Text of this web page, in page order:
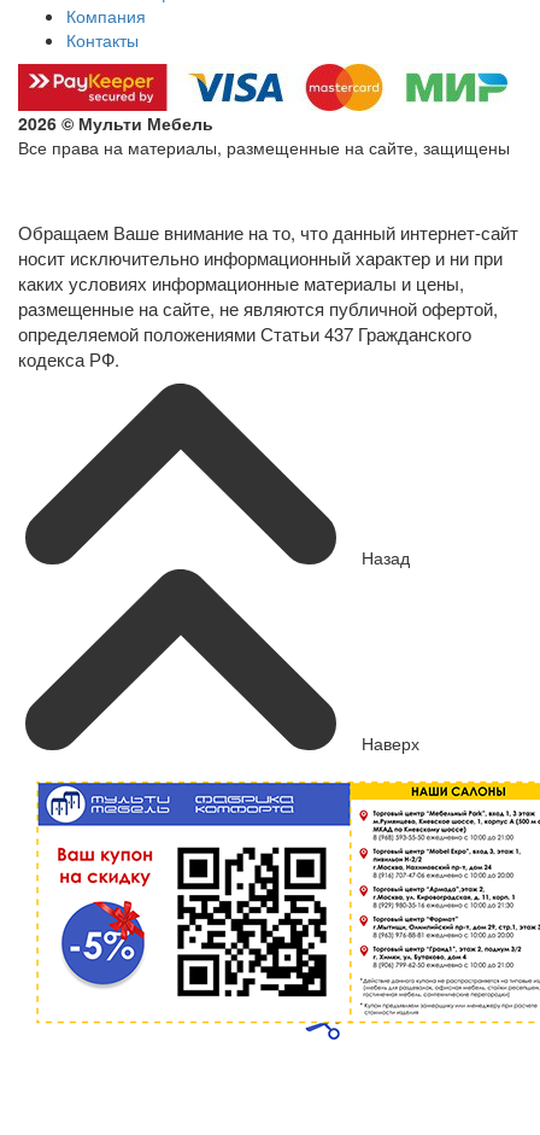
Компания
Контакты
2026 © Мульти Мебель
Все права на материалы, размещенные на сайте, защищены
Обращаем Ваше внимание на то, что данный интернет-сайт
носит исключительно информационный характер и ни при
каких условиях информационные материалы и цены,
размещенные на сайте, не являются публичной офертой,
определяемой положениями Статьи 437 Гражданского
кодекса РФ.
Назад
Наверх